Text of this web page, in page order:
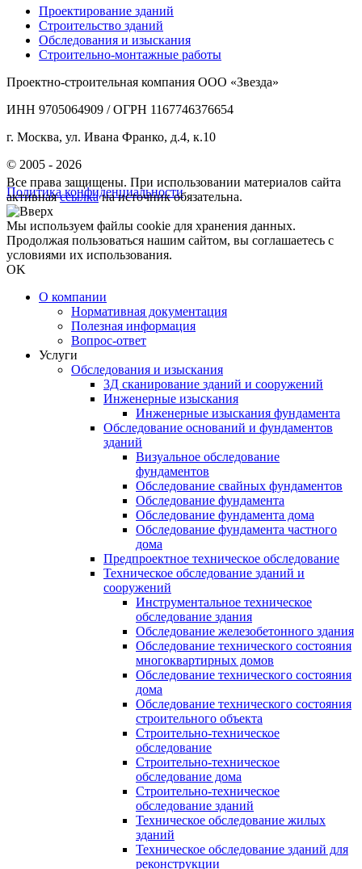
Проектирование зданий
Строительство зданий
Обследования и изыскания
Строительно-монтажные работы
Проектно-строительная компания ООО «Звезда»
ИНН 9705064909 / ОГРН 1167746376654
г. Москва, ул. Ивана Франко, д.4, к.10
© 2005 - 2026
Политика конфиденциальности
Все права защищены. При использовании материалов сайта
активнаяссылкана источник обязательна.
Мы используем файлы cookie для хранения данных.
Продолжая пользоваться нашим сайтом, вы соглашаетесь с
условиями их использования.
OK
О компании
Нормативная документация
Полезная информация
Вопрос-ответ
Услуги
Обследования и изыскания
3Д сканирование зданий и сооружений
Инженерные изыскания
Инженерные изыскания фундамента
Обследование оснований и фундаментов
зданий
Визуальное обследование
фундаментов
Обследование свайных фундаментов
Обследование фундамента
Обследование фундамента дома
Обследование фундамента частного
дома
Предпроектное техническое обследование
Техническое обследование зданий и
сооружений
Инструментальное техническое
обследование здания
Обследование железобетонного здания
Обследование технического состояния
многоквартирных домов
Обследование технического состояния
дома
Обследование технического состояния
строительного объекта
Строительно-техническое
обследование
Строительно-техническое
обследование дома
Строительно-техническое
обследование зданий
Техническое обследование жилых
зданий
Техническое обследование зданий для
реконструкции